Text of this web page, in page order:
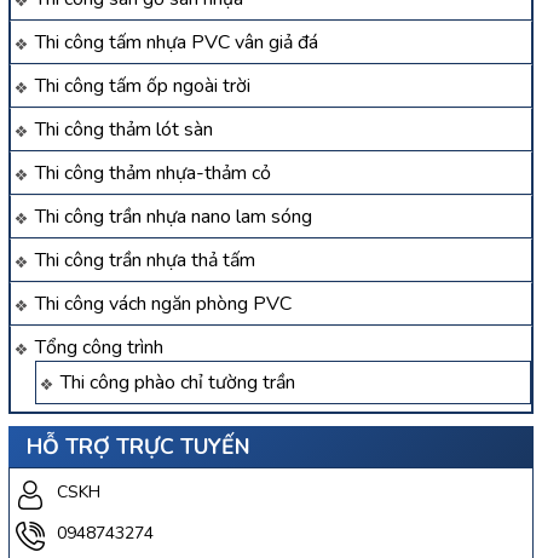
Thi công tấm nhựa PVC vân giả đá
Thi công tấm ốp ngoài trời
Thi công thảm lót sàn
Thi công thảm nhựa-thảm cỏ
Thi công trần nhựa nano lam sóng
Thi công trần nhựa thả tấm
Thi công vách ngăn phòng PVC
Tổng công trình
Thi công phào chỉ tường trần
HỖ TRỢ TRỰC TUYẾN
CSKH
0948743274